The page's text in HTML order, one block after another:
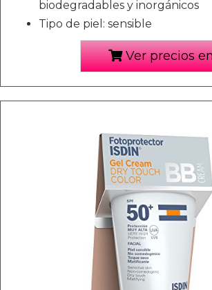
biodegradables y inorgánicos
Tipo de piel: sensible
Ver precios